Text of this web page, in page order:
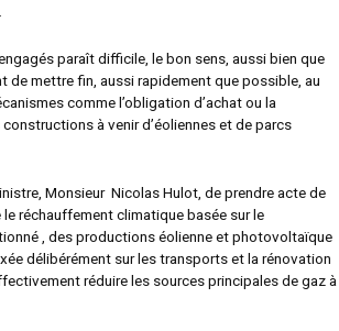
paraît difficile, le bon sens, aussi bien que
de mettre fin, aussi rapidement que possible, au
comme l’obligation d’achat ou la
à venir d’éoliennes et de parcs
Monsieur Nicolas Hulot, de prendre acte de
réchauffement climatique basée sur le
, des productions éolienne et photovoltaïque
délibérément sur les transports et la rénovation
réduire les sources principales de gaz à